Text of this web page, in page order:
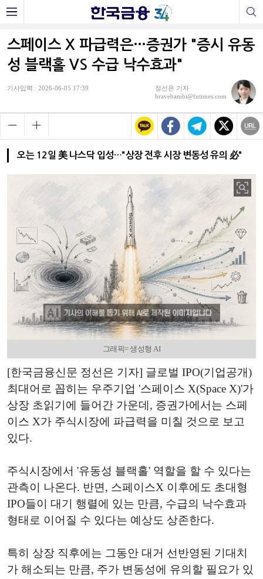
스페이스 X 파급력은…증권가 "증시 유동
성 블랙홀 VS 수급 낙수효과"
기사입력 : 2026-06-05 17:39
정선은 기자
bravebambi@fntimes.com
오는 12일 美 나스닥 입성…"상장 전후 시장 변동성 유의 必"
그래픽= 생성형 AI
[한국금융신문 정선은 기자] 글로벌 IPO(기업공개)
최대어로 꼽히는 우주기업 '스페이스 X(Space X)'가
상장 초읽기에 들어간 가운데, 증권가에서는 스페
이스 X가 주식시장에 파급력을 미칠 것으로 보고
있다.
주식시장에서 '유동성 블랙홀' 역할을 할 수 있다는
관측이 나온다. 반면, 스페이스X 이후에도 초대형
IPO들이 대기 행렬에 있는 만큼, 수급의 낙수효과
형태로 이어질 수 있다는 예상도 상존한다.
특히 상장 직후에는 그동안 대거 선반영된 기대치
가 해소되는 만큼, 주가 변동성에 유의할 필요가 있